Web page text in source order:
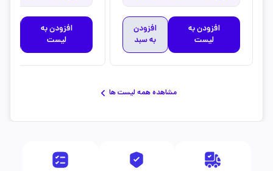
افزودن به
لیست
افزودن
به سبد
افزودن به
لیست
مشاهده همه لیست ها